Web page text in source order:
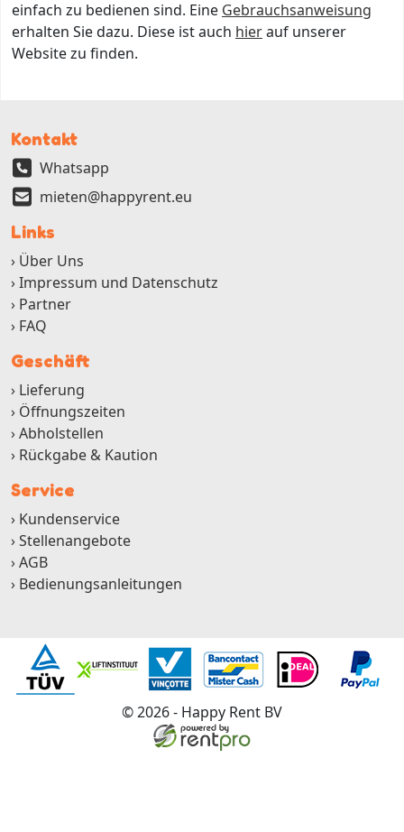
einfach zu bedienen sind. Eine Gebrauchsanweisung
erhalten Sie dazu. Diese ist auch hierauf unserer
Website zu finden.
Kontakt
Whatsapp
mieten@happyrent.eu
Links
Über Uns
Impressum und Datenschutz
Partner
FAQ
Geschäft
Lieferung
Öffnungszeiten
Abholstellen
Rückgabe & Kaution
Service
Kundenservice
Stellenangebote
AGB
Bedienungsanleitungen
© 2026 - Happy Rent BV